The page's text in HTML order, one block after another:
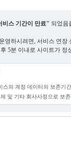
비스 기간이 만료" 되었음
영하시려면, 서비스 연장
5분 이내로 사이트가 정
스의 계정 데이터의 보존기
및 기타 회사사정으로 보